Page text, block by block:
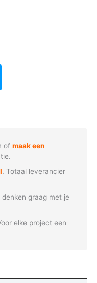
ofmaak een
. Totaal leverancier
denken graag met je
elke project een